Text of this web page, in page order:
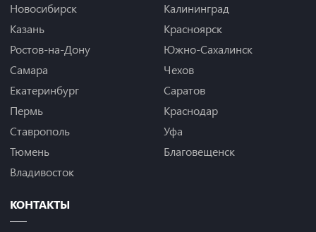
Новосибирск
Казань
Ростов-на-Дону
Самара
Екатеринбург
Пермь
Ставрополь
Тюмень
Владивосток
Калининград
Красноярск
Южно-Сахалинск
Чехов
Саратов
Краснодар
Уфа
Благовещенск
КОНТАКТЫ